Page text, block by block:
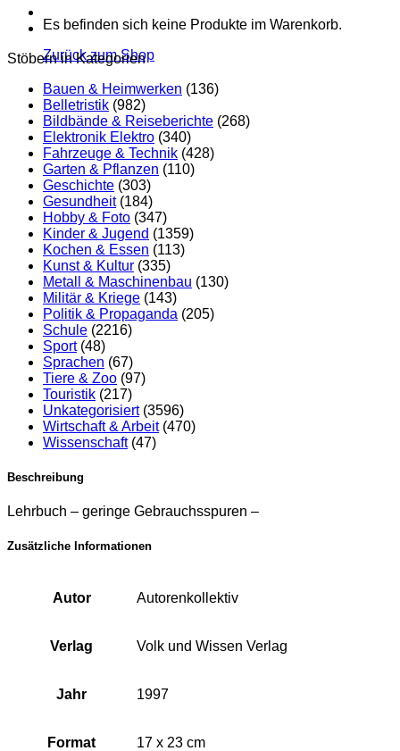
Es befinden sich keine Produkte im Warenkorb.
Zurück zum Shop
Stöbern in Kategorien
Bauen & Heimwerken (136)
Belletristik (982)
Bildbände & Reiseberichte (268)
Elektronik Elektro (340)
Fahrzeuge & Technik (428)
Garten & Pflanzen (110)
Geschichte (303)
Gesundheit (184)
Hobby & Foto (347)
Kinder & Jugend (1359)
Kochen & Essen (113)
Kunst & Kultur (335)
Metall & Maschinenbau (130)
Militär & Kriege (143)
Politik & Propaganda (205)
Schule (2216)
Sport (48)
Sprachen (67)
Tiere & Zoo (97)
Touristik (217)
Unkategorisiert (3596)
Wirtschaft & Arbeit (470)
Wissenschaft (47)
Beschreibung
Lehrbuch – geringe Gebrauchsspuren –
Zusätzliche Informationen
Autor Autorenkollektiv
Verlag Volk und Wissen Verlag
Jahr 1997
Format 17 x 23 cm